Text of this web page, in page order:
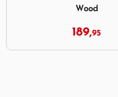
Forest Green
149,95